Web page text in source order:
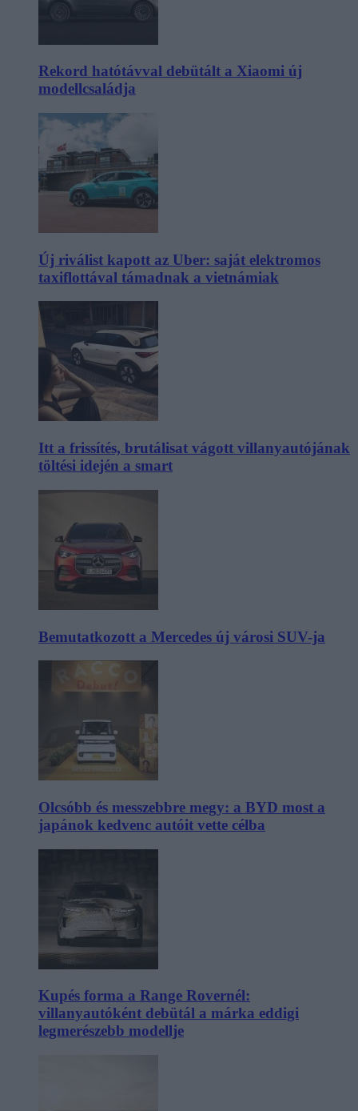
Rekord hatótávval debütált a Xiaomi új
modellcsaládja
Új riválist kapott az Uber: saját elektromos
taxiflottával támadnak a vietnámiak
Itt a frissítés, brutálisat vágott villanyautójának
töltési idején a smart
Bemutatkozott a Mercedes új városi SUV-ja
Olcsóbb és messzebbre megy: a BYD most a
japánok kedvenc autóit vette célba
Kupés forma a Range Rovernél:
villanyautóként debütál a márka eddigi
legmerészebb modellje